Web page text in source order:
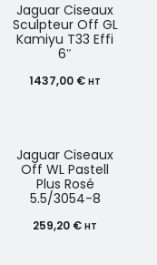
Jaguar Ciseaux
Sculpteur Off GL
Kamiyu T33 Effi
6″
1437,00 € HT
Jaguar Ciseaux
Off WL Pastell
Plus Rosé
5.5/3054-8
259,20 € HT